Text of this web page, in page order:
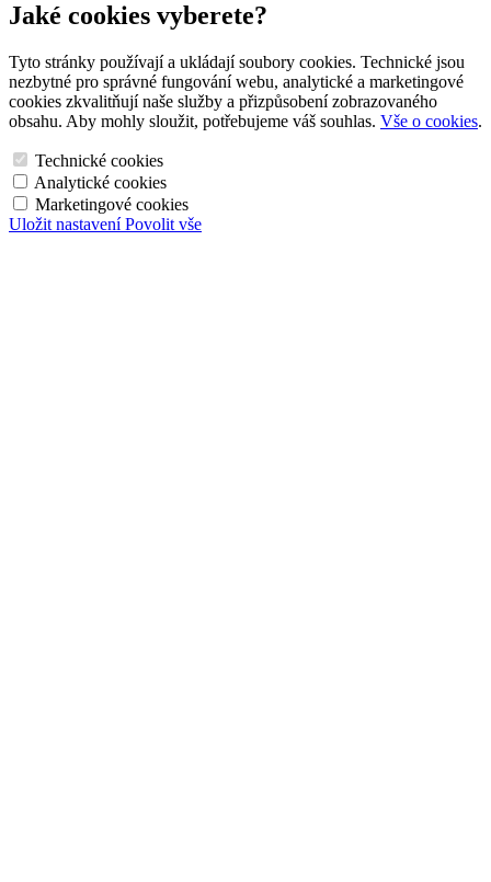
Jaké cookies vyberete?
Tyto stránky používají a ukládají soubory cookies. Technické jsou
nezbytné pro správné fungování webu, analytické a marketingové
cookies zkvalitňují naše služby a přizpůsobení zobrazovaného
obsahu. Aby mohly sloužit, potřebujeme váš souhlas. Vše o cookies.
Technické cookies
Analytické cookies
Marketingové cookies
Uložit nastavení Povolit vše